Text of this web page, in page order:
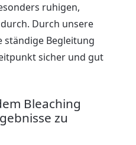
ruhigen,
Durch unsere
Begleitung
sicher und gut
Bleaching
zu